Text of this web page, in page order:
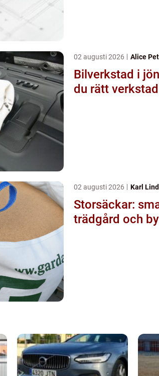
02 augusti 2026 Alice
Bilverkstad i
du rätt
02 augusti 2026 Karl
Storsäckar:
trädgård och